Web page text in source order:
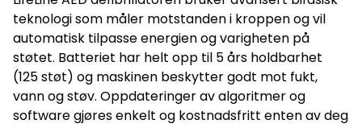
www.113.no
teknologi som måler motstanden i kroppen og vil
automatisk tilpasse energien og varigheten på
støtet. Batteriet har helt opp til 5 års holdbarhet
(125 støt) og maskinen beskytter godt mot fukt,
vann og støv. Oppdateringer av algoritmer og
software gjøres enkelt og kostnadsfritt enten av deg